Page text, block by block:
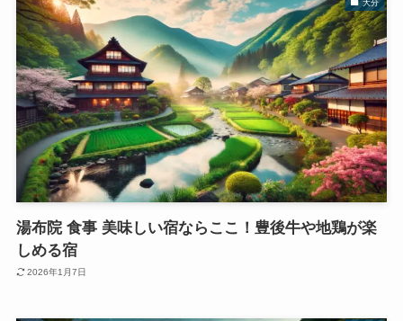
大分
湯布院 食事 美味しい宿ならここ！豊後牛や地鶏が楽
しめる宿
2026年1月7日